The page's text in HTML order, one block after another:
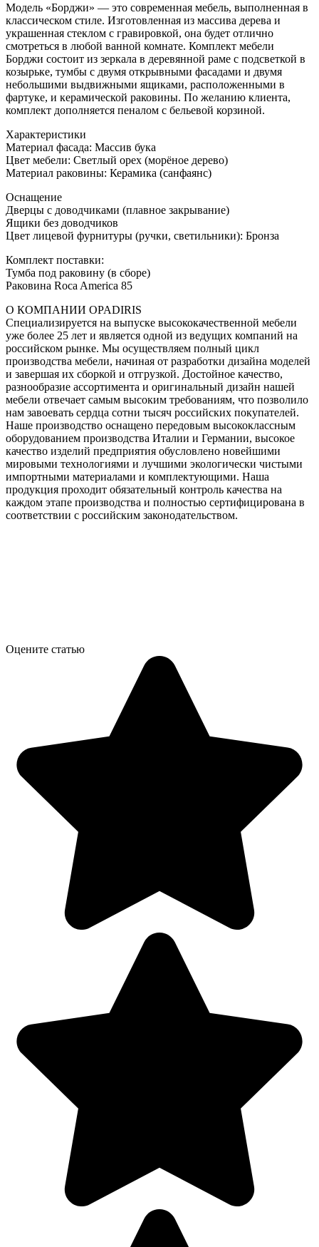
Модель «Борджи» — это современная мебель, выполненная в
классическом стиле. Изготовленная из массива дерева и
украшенная стеклом с гравировкой, она будет отлично
смотреться в любой ванной комнате. Комплект мебели
Борджи состоит из зеркала в деревянной раме с подсветкой в
козырьке, тумбы с двумя открывными фасадами и двумя
небольшими выдвижными ящиками, расположенными в
фартуке, и керамической раковины. По желанию клиента,
комплект дополняется пеналом с бельевой корзиной.
Характеристики
Материал фасада: Массив бука
Цвет мебели: Светлый орех (морёное дерево)
Материал раковины: Керамика (санфаянс)
Оснащение
Дверцы с доводчиками (плавное закрывание)
Ящики без доводчиков
Цвет лицевой фурнитуры (ручки, светильники): Бронза
Комплект поставки:
Тумба под раковину (в сборе)
Раковина Roca America 85
О КОМПАНИИ OPADIRIS
Специализируется на выпуске высококачественной мебели
уже более 25 лет и является одной из ведущих компаний на
российском рынке. Мы осуществляем полный цикл
производства мебели, начиная от разработки дизайна моделей
и завершая их сборкой и отгрузкой. Достойное качество,
разнообразие ассортимента и оригинальный дизайн нашей
мебели отвечает самым высоким требованиям, что позволило
нам завоевать сердца сотни тысяч российских покупателей.
Наше производство оснащено передовым высококлассным
оборудованием производства Италии и Германии, высокое
качество изделий предприятия обусловлено новейшими
мировыми технологиями и лучшими экологически чистыми
импортными материалами и комплектующими. Наша
продукция проходит обязательный контроль качества на
каждом этапе производства и полностью сертифицирована в
соответствии с российским законодательством.
Оцените статью